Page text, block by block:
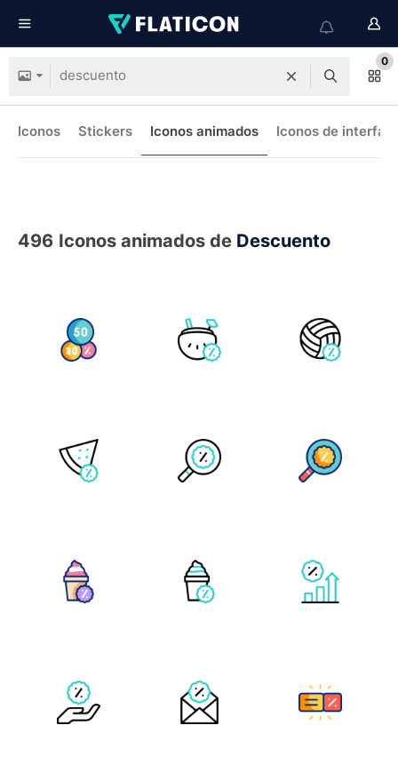
0
Iconos Stickers Iconos animados Iconos de interfaz
496 Iconos animados de Descuento